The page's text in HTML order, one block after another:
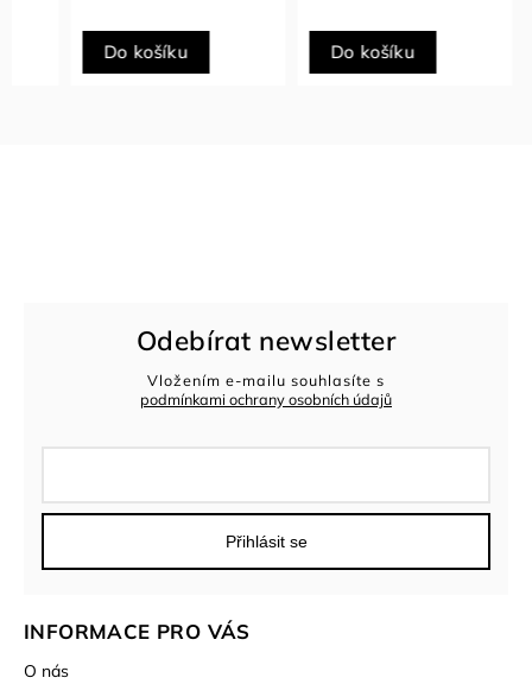
Do košíku Do košíku
INFORMACE PRO VÁS
O nás
Odebírat newsletter
Vložením e-mailu souhlasíte s
podmínkami ochrany osobních údajů
Přihlásit se